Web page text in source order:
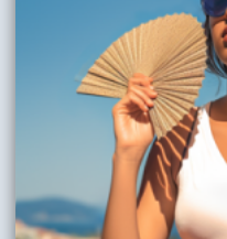
Vor allem in
zu heiß werden.
sommerliche
Problem. Zeitgleich
Herausforderungen